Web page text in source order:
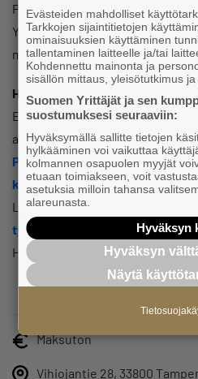
Pihapiirissä ja kadunvarrella
Yhdistys tarjoaa kahvit/teet ja
mukaan.
Haluatko oman slottisi
Ehdota itseäsi käyttämään
alusta ja tule esittäytymään!
Paint, Minna Arohonka,
kasvupalvelut, Titta Keisala,
Laitinen,Talenom
työllisyys- ja kasvupalvelut /
Hämäläinen,
OP Pirkanmaa,
Maksuton
Vihiojantie 28, 33800
Evästeiden mahdolliset
Tarkkojen sijaintitietojen
ominaisuuksien käyttäminen
tallentaminen laitteelle ja/tai
Kohdennettu mainonta ja
sisällön mittaus, yleisötutkimus ja
Suomen Yrittäjät ja sen
suostumuksesi seuraaviin:
Hyväksymällä sallitte tietojen
hylkääminen voi vaikuttaa
kolmannen osapuolen myyjät
etuaan toimiakseen, voit
asetuksia milloin tahansa
alareunasta.
Hyväksyn
Hyväksyn
Näytä